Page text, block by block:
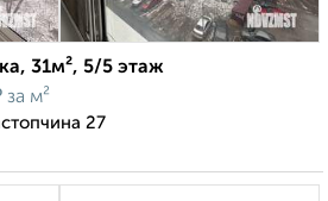
31м², 5/5 этаж
за м²
27